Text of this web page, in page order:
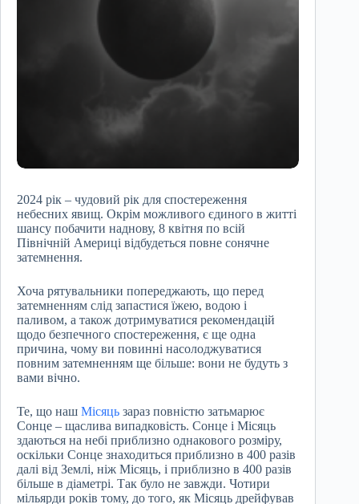
2024 рік – чудовий рік для спостереження
небесних явищ. Окрім можливого єдиного в житті
шансу побачити наднову, 8 квітня по всій
Північній Америці відбудеться повне сонячне
затемнення.
Хоча рятувальники попереджають, що перед
затемненням слід запастися їжею, водою і
паливом, а також дотримуватися рекомендацій
щодо безпечного спостереження, є ще одна
причина, чому ви повинні насолоджуватися
повним затемненням ще більше: вони не будуть з
вами вічно.
Те, що наш Місяць зараз повністю затьмарює
Сонце – щаслива випадковість. Сонце і Місяць
здаються на небі приблизно однакового розміру,
оскільки Сонце знаходиться приблизно в 400 разів
далі від Землі, ніж Місяць, і приблизно в 400 разів
більше в діаметрі. Так було не завжди. Чотири
мільярди років тому, до того, як Місяць дрейфував